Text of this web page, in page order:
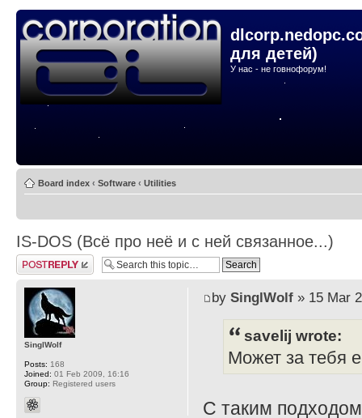
для детей)
У нас - не говнофорум!
Board index ‹ Software ‹ Utilities
IS-DOS (Всё про неё и с ней связанное...)
Post a reply
by SinglWolf» 15 Mar
savelij wrote:
Может за тебя
С таким
SinglWolf
Posts: 168
Joined: 01 Feb 2009, 16:16
Group: Registered users